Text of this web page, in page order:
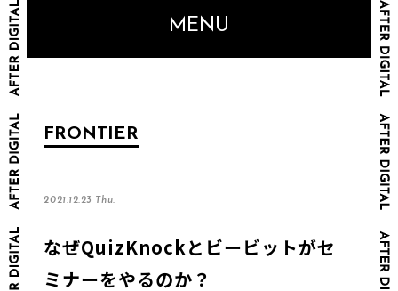
MENU
FRONTIER
2021.12.23 Thu.
なぜQuizKnockとビービットがセ
ミナーをやるのか？